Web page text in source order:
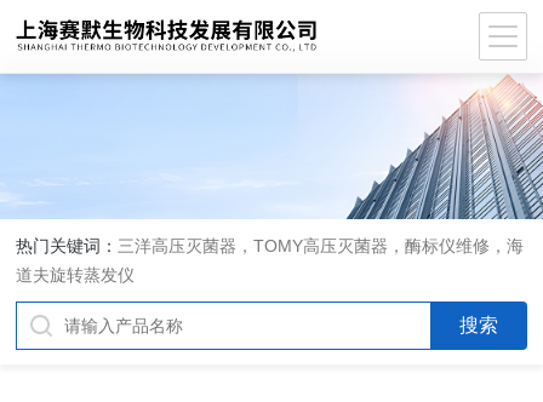
热门关键词： 三洋高压灭菌器，TOMY高压灭菌器，酶标仪维修，海
道夫旋转蒸发仪